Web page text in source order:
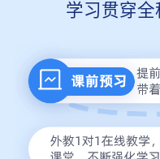
学习贯穿